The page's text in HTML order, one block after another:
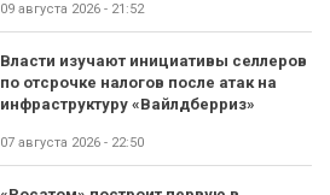
09 августа 2026 - 21:52
Власти изучают инициативы селлеров
по отсрочке налогов после атак на
инфраструктуру «Вайлдберриз»
07 августа 2026 - 22:50